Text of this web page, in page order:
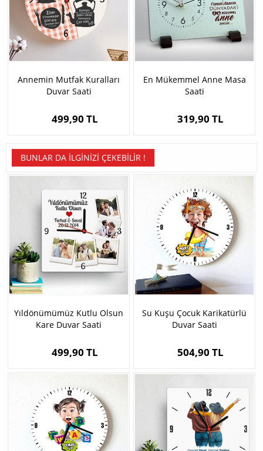
Annemin Mutfak Kuralları
Duvar Saati
499,90 TL
En Mükemmel Anne Masa
Saati
319,90 TL
BUNLAR DA İLGINIZI ÇEKEBILIR !
Yıldönümümüz Kutlu Olsun
Kare Duvar Saati
499,90 TL
Su Kuşu Çocuk Karikatürlü
Duvar Saati
504,90 TL